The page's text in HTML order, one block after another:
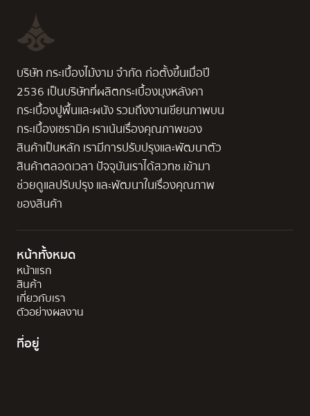
บริษัท กระเบื้องไม้งาม จำกัด ก่อตั้งขึ้นเมื่อปี
2536 เป็นบริษัทที่ผลิตกระเบื้องมุงหลังคา
กระเบื้องปูพื้นและผนัง รวมถึงงานเขียนภาพบน
กระเบื้องเซรามิค เราเน้นเรื่องคุณภาพของ
สินค้าเป็นหลัก เรามีการปรับปรุงและพัฒนาตัว
สินค้าตลอดเวลา ปัจจุบันเราได้สวทช.เข้ามา
ช่วยดูแลปรับปรุง และพัฒนาในเรื่องคุณภาพ
ของสินค้า
หน้าทั้งหมด
หน้าแรก
สินค้า
เกี่ยวกับเรา
ตัวอย่างผลงาน
ที่อยู่